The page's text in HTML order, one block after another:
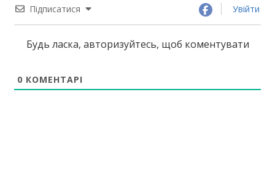
Підписатися Увійти
Будь ласка, авторизуйтесь, щоб коментувати
0 КОМЕНТАРІ